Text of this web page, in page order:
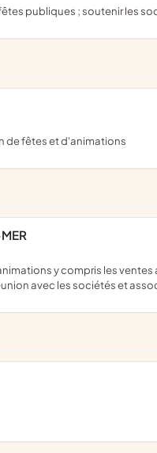
publiques ; soutenir les
de fêtes et d'animations
avec les sociétés et